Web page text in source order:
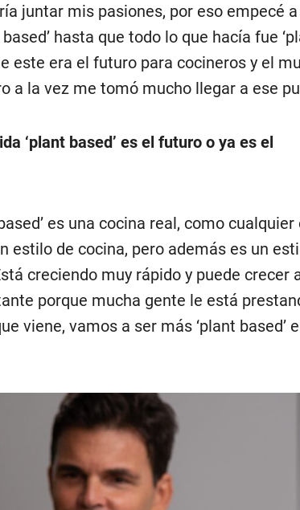
juntar mis pasiones, por eso empecé a
hasta que todo lo que hacía fue
este era el futuro para cocineros y el
a la vez me tomó mucho llegar a ese
‘plant based’ es el futuro o ya es el
es una cocina real, como cualquier
estilo de cocina, pero además es un
creciendo muy rápido y puede crecer
porque mucha gente le está
viene, vamos a ser más ‘plant based’